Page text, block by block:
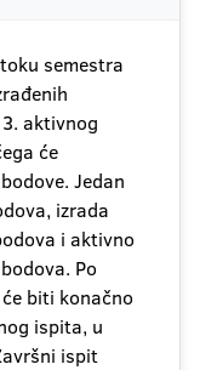
semestra
aktivnog
će
Jedan
izrada
i aktivno
Po
biti konačno
ispita, u
ispit